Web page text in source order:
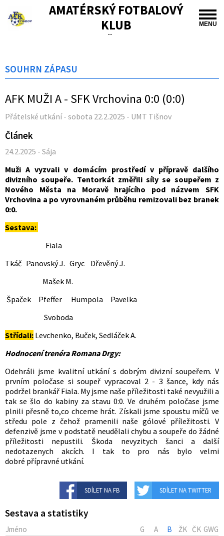
MENU
AMATÉRSKÝ FOTBALOVÝ
KLUB
TIŠNOV
SOUHRN ZÁPASU
AFK MUŽI A - SFK Vrchovina 0:0 (0:0)
Přátelské utkání - sobota 22.2.2025 - UMT Tišnov
Článek
24.2.2025 - Sája
Muži A vyzvali v domácím prostředí v přípravě dalšího
divizního soupeře. Tentorkát změřili síly se soupeřem z
Nového Města na Moravě hrajícího pod názvem SFK
Vrchovina a po vyrovnaném průběhu remizovali bez branek
0:0.
Sestava:
Fiala
Tkáč Panovský J. Gryc Dřevěný J.
Mašek M.
Špaček Pfeffer Humpola Pavelka
Svoboda
Střídali: Levchenko, Buček, Sedláček A.
Hodnocení trenéra Romana Drgy:
Odehráli jsme kvalitní utkání s dobrým divizní soupeřem. V
prvním poločase si soupeř vypracoval 2 - 3 šance, kdy nás
podržel brankář Fiala. My jsme naše příležitosti také nevyužili a
tak se šlo do kabiny za stavu 0:0. Ve druhém poločase jsme
plnili přesně to,co chceme hrát. Získali jsme spoustu míčů ve
středu pole z čehož pramenili naše gólové příležitosti. V
defenzivě jsme v podstatě neudělali chybu a soupeře do žádné
příležitosti nepustili. Škoda nevyzitych šanci a další
nedotazenych akcích. I tak to pro nás bylo velmi
dobré přípravné utkání.
SDÍLET NA FB SDÍLET NA TWITTER
Sestava a statistiky
Jméno G A B ŽK ČK GWG